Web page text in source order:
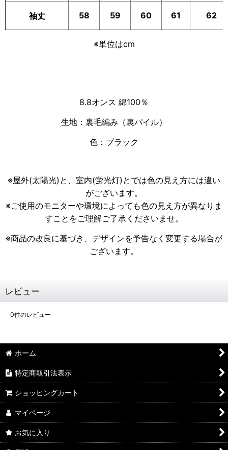
袖丈 58 59 60 61 62
※単位はcm
8.8オンス 綿100％
生地：裏毛編み（裏パイル）
色：ブラック
※屋外(太陽光)と、室内(蛍光灯)とでは色の見え方には違い
がございます。
※ご使用のモニターや環境によっても色の見え方が異なりま
すことをご理解ご了承くださいませ。
※商品の改良に基づき、デザインを予告なく変更する場合が
ございます。
レビュー
0件のレビュー
ホーム
特定商取引法表示
ショッピングカート
マイページ
お気に入り